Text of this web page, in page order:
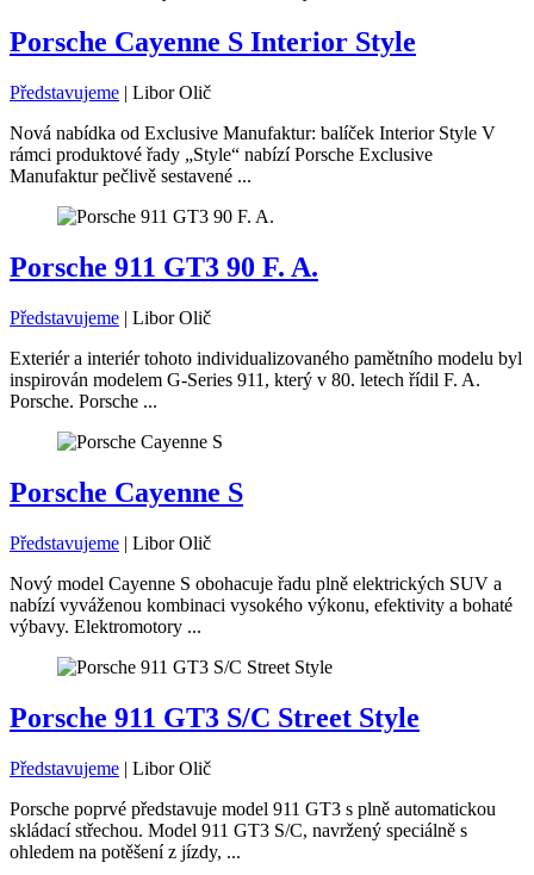
Porsche Cayenne S Interior Style
Představujeme | Libor Olič
Nová nabídka od Exclusive Manufaktur: balíček Interior Style V
rámci produktové řady „Style“ nabízí Porsche Exclusive
Manufaktur pečlivě sestavené ...
Porsche 911 GT3 90 F. A.
Představujeme | Libor Olič
Exteriér a interiér tohoto individualizovaného pamětního modelu byl
inspirován modelem G-Series 911, který v 80. letech řídil F. A.
Porsche. Porsche ...
Porsche Cayenne S
Představujeme | Libor Olič
Nový model Cayenne S obohacuje řadu plně elektrických SUV a
nabízí vyváženou kombinaci vysokého výkonu, efektivity a bohaté
výbavy. Elektromotory ...
Porsche 911 GT3 S/C Street Style
Představujeme | Libor Olič
Porsche poprvé představuje model 911 GT3 s plně automatickou
skládací střechou. Model 911 GT3 S/C, navržený speciálně s
ohledem na potěšení z jízdy, ...